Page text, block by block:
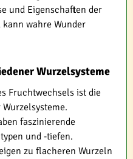
und Eigenschaften der
wahre Wunder
Wurzelsysteme
Fruchtwechsels ist die
faszinierende
und -tiefen.
zu flacheren Wurzeln